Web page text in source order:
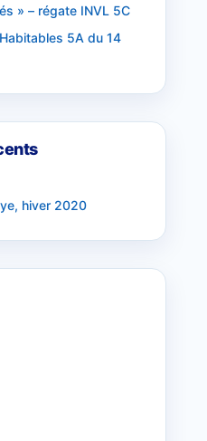
» – régate INVL 5C
5A du 14
hiver 2020